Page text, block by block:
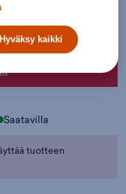
Saatavilla
tuotteen
Hyväksy kaikki